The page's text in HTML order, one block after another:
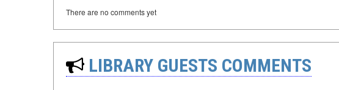
There are no comments yet
LIBRARY GUESTS COMMENTS